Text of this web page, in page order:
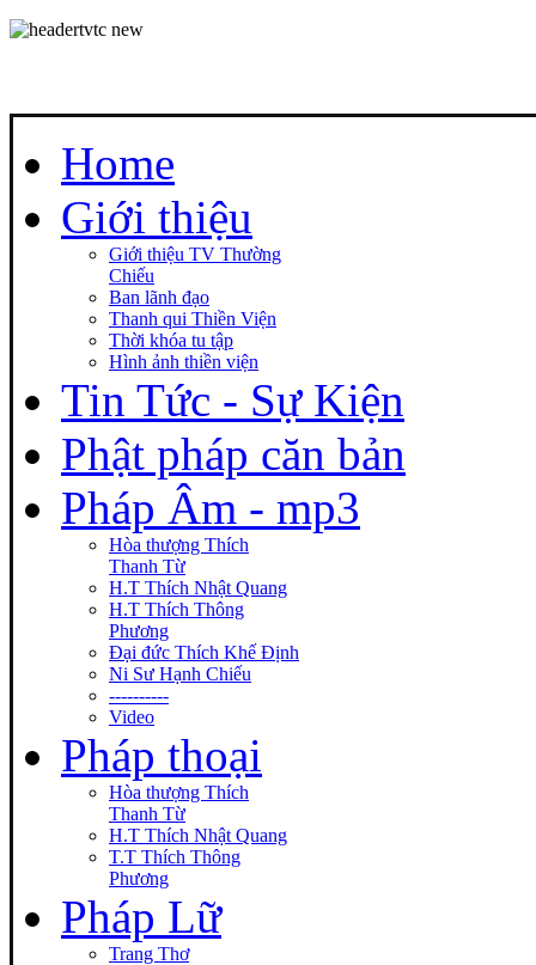
Home
Giới thiệu
Giới thiệu TV Thường
Chiếu
Ban lãnh đạo
Thanh qui Thiền Viện
Thời khóa tu tập
Hình ảnh thiền viện
Tin Tức - Sự Kiện
Phật pháp căn bản
Pháp Âm - mp3
Hòa thượng Thích
Thanh Từ
H.T Thích Nhật Quang
H.T Thích Thông
Phương
Đại đức Thích Khế Định
Ni Sư Hạnh Chiếu
----------
Video
Pháp thoại
Hòa thượng Thích
Thanh Từ
H.T Thích Nhật Quang
T.T Thích Thông
Phương
Pháp Lữ
Trang Thơ